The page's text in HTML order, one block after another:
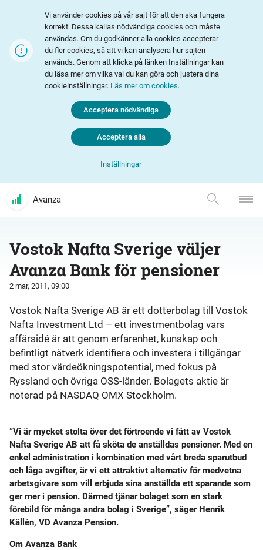
Vi använder cookies på vår sajt för att den ska fungera
korrekt. Dessa kallas nödvändiga cookies och måste
användas. Om du godkänner alla cookies accepterar
du fler cookies, så att vi kan analysera hur sajten
används. Genom att klicka på länken Inställningar kan
du läsa mer om vilka val du kan göra och justera dina
cookieinställningar. Läs mer om cookies.
Inställningar
Acceptera nödvändiga
Acceptera alla
Avanza
Vostok Nafta Sverige väljer
Avanza Bank för pensioner
2 mar, 2011, 09:00
Vostok Nafta Sverige AB är ett dotterbolag till Vostok
Nafta Investment Ltd – ett investmentbolag vars
affärsidé är att genom erfarenhet, kunskap och
befintligt nätverk identifiera och investera i tillgångar
med stor värdeökningspotential, med fokus på
Ryssland och övriga OSS-länder. Bolagets aktie är
noterad på NASDAQ OMX Stockholm.
”Vi är mycket stolta över det förtroende vi fått av Vostok
Nafta Sverige AB att få sköta de anställdas pensioner. Med en
enkel administration i kombination med vårt breda sparutbud
och låga avgifter, är vi ett attraktivt alternativ för medvetna
arbetsgivare som vill erbjuda sina anställda ett sparande som
ger mer i pension. Därmed tjänar bolaget som en stark
förebild för många andra bolag i Sverige”, säger Henrik
Källén, VD Avanza Pension.
Om Avanza Bank